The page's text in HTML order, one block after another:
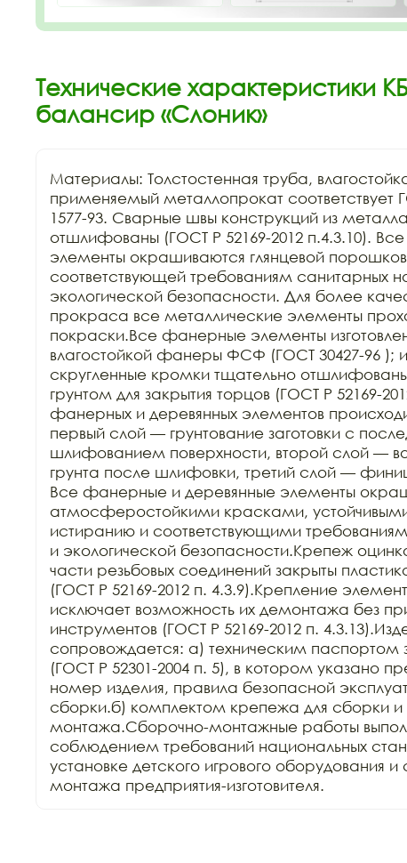
Технические характеристики
балансир «Слоник»
Материалы: Толстостенная труба,
применяемый металлопрокат соответствует
1577-93. Сварные швы конструкций из
отшлифованы (ГОСТ Р 52169-2012 п.4.3.10).
элементы окрашиваются глянцевой
соответствующей требованиям санитарных
экологической безопасности. Для более
прокраса все металлические элементы
покраски.Все фанерные элементы
влагостойкой фанеры ФСФ (ГОСТ 30427-96 );
скругленные кромки тщательно
грунтом для закрытия торцов (ГОСТ Р 52169-
фанерных и деревянных элементов
первый слой — грунтование заготовки с
шлифованием поверхности, второй слой —
грунта после шлифовки, третий слой —
Все фанерные и деревянные элементы
атмосферостойкими красками,
истиранию и соответствующими
и экологической безопасности.Крепеж
части резьбовых соединений закрыты
(ГОСТ Р 52169-2012 п. 4.3.9).Крепление
исключает возможность их демонтажа без
инструментов (ГОСТ Р 52169-2012 п.
сопровождается: а) техническим паспортом
(ГОСТ Р 52301-2004 п. 5), в котором указано
номер изделия, правила безопасной
сборки.б) комплектом крепежа для сборки и
монтажа.Сборочно-монтажные работы
соблюдением требований национальных
установке детского игрового оборудования
монтажа предприятия-изготовителя.